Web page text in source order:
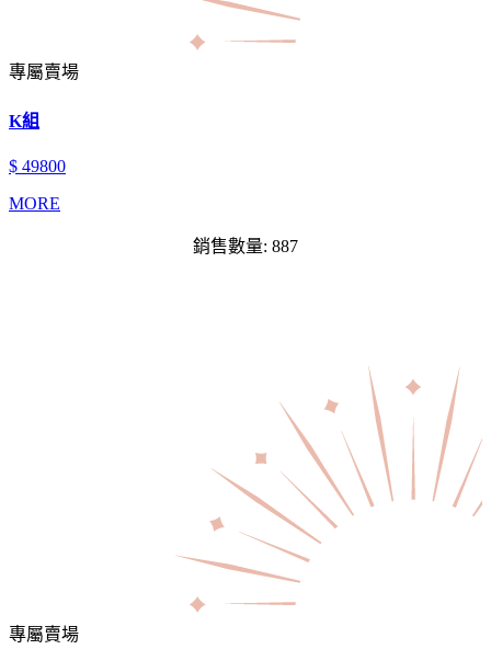
專屬賣場
K組
$ 49800
MORE
銷售數量: 887
專屬賣場